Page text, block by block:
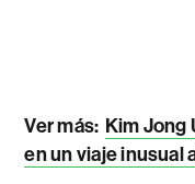
Ver más: Kim Jong
en un viaje inusual